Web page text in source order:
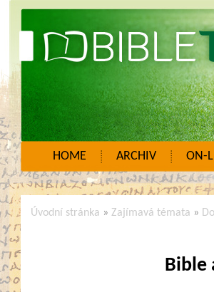
HOME ARCHIV ON-
Úvodní stránka »Zajímavá témata »
Bible